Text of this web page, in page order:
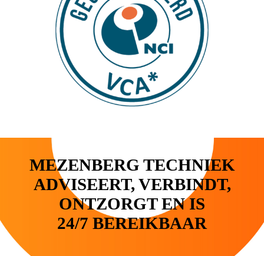
MEZENBERG TECHNIEK
ADVISEERT, VERBINDT,
ONTZORGT EN IS
24/7 BEREIKBAAR